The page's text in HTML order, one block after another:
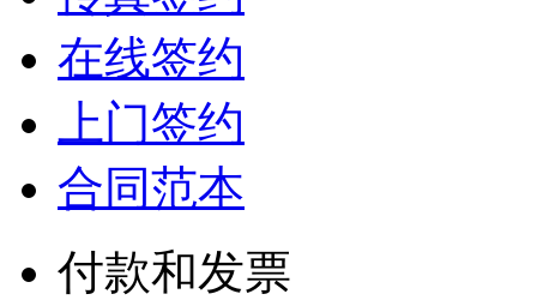
在线签约
上门签约
合同范本
付款和发票